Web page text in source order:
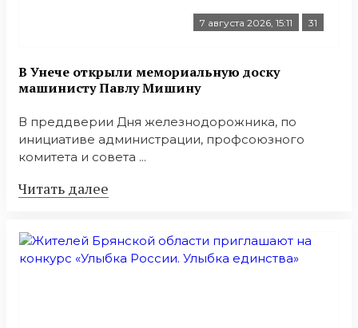
7 августа 2026, 15:11 31
В Унече открыли мемориальную доску
машинисту Павлу Мишину
В преддверии Дня железнодорожника, по
инициативе администрации, профсоюзного
комитета и совета ...
Читать далее